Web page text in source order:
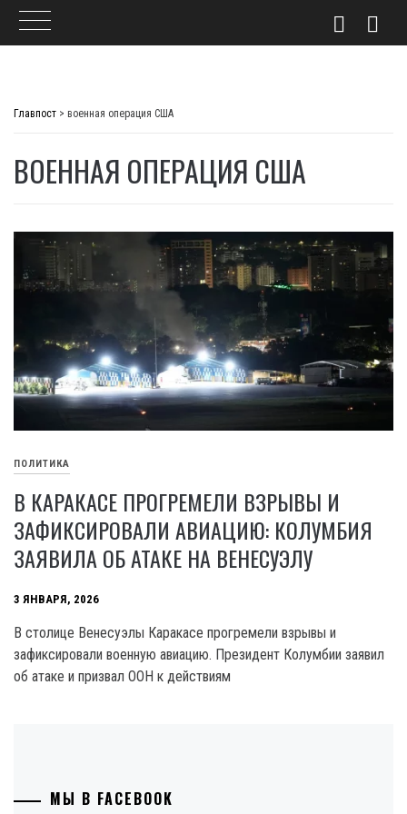
Главпост > военная операция США
ВОЕННАЯ ОПЕРАЦИЯ США
ПОЛИТИКА
В КАРАКАСЕ ПРОГРЕМЕЛИ ВЗРЫВЫ И
ЗАФИКСИРОВАЛИ АВИАЦИЮ: КОЛУМБИЯ
ЗАЯВИЛА ОБ АТАКЕ НА ВЕНЕСУЭЛУ
3 ЯНВАРЯ, 2026
В столице Венесуэлы Каракасе прогремели взрывы и
зафиксировали военную авиацию. Президент Колумбии заявил
об атаке и призвал ООН к действиям
МЫ В FACEBOOK